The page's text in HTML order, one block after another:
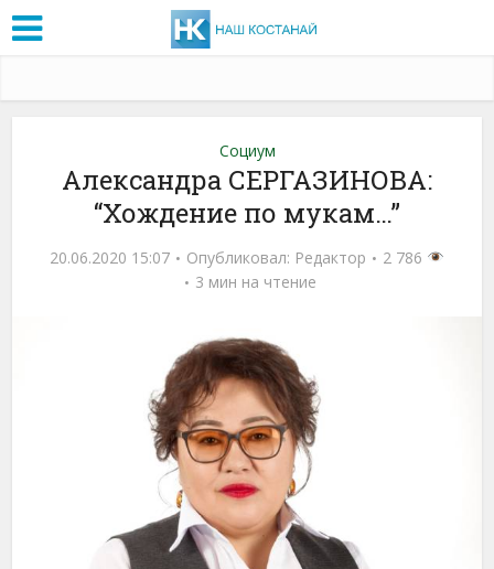
Социум
Александра СЕРГАЗИНОВА:
“Хождение по мукам…”
20.06.2020 15:07 Опубликовал: Редактор
2 786
3 мин на чтение